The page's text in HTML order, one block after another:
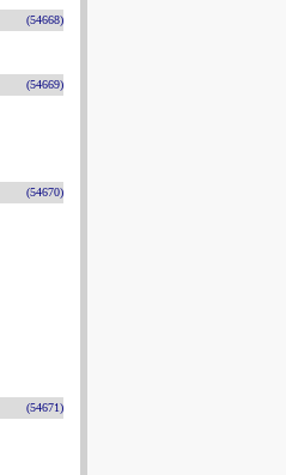
(54668)
(54669)
(54670)
(54671)